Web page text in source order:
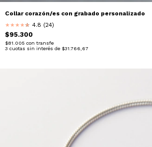
Collar corazón/es con grabado personalizado
★★★★★
★ 4.8 (24)
$95.300
$81.005 con transfe
3 cuotas sin interés de $31.766,67